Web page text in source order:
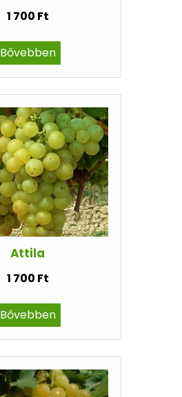
1 700 Ft
Bővebben
Attila
1 700 Ft
Bővebben